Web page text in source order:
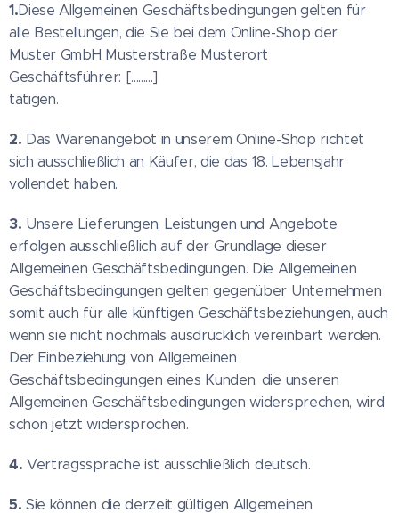
1.Diese Allgemeinen Geschäftsbedingungen gelten für
alle Bestellungen, die Sie bei dem Online-Shop der
Muster GmbH Musterstraße Musterort
Geschäftsführer: [.........]
tätigen.
2. Das Warenangebot in unserem Online-Shop richtet
sich ausschließlich an Käufer, die das 18. Lebensjahr
vollendet haben.
3. Unsere Lieferungen, Leistungen und Angebote
erfolgen ausschließlich auf der Grundlage dieser
Allgemeinen Geschäftsbedingungen. Die Allgemeinen
Geschäftsbedingungen gelten gegenüber Unternehmen
somit auch für alle künftigen Geschäftsbeziehungen, auch
wenn sie nicht nochmals ausdrücklich vereinbart werden.
Der Einbeziehung von Allgemeinen
Geschäftsbedingungen eines Kunden, die unseren
Allgemeinen Geschäftsbedingungen widersprechen, wird
schon jetzt widersprochen.
4. Vertragssprache ist ausschließlich deutsch.
5. Sie können die derzeit gültigen Allgemeinen